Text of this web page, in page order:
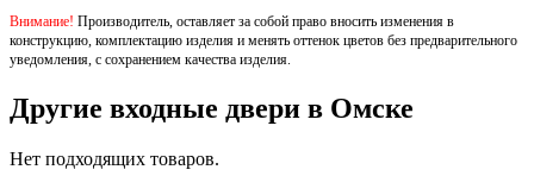
Внимание! Производитель, оставляет за собой право вносить изменения в
конструкцию, комплектацию изделия и менять оттенок цветов без предварительного
уведомления, с сохранением качества изделия.
Другие входные двери в Омске
Нет подходящих товаров.